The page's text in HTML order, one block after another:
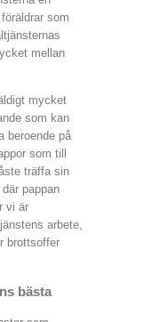
som
mellan
mycket
som kan
beroende på
som till
träffa sin
pappan
vi är
arbete,
brottsoffer
bästa